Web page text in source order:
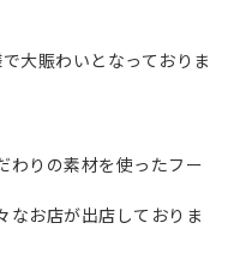
大賑わいとなっておりま
わりの素材を使ったフー
なお店が出店しておりま